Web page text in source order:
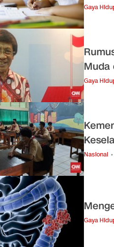
Gaya
Muda
Gaya
Nasional
Gaya